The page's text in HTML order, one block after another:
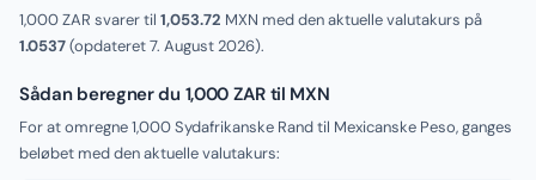
1,000 ZAR svarer til 1,053.72 MXN med den aktuelle valutakurs på
1.0537(opdateret7. August 2026).
Sådan beregner du 1,000 ZAR til MXN
For at omregne 1,000 Sydafrikanske Rand til Mexicanske Peso, ganges
beløbet med den aktuelle valutakurs: